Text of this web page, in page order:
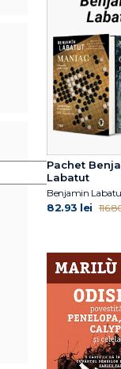
Pachet
Labatut
Benjamin
82.93 lei